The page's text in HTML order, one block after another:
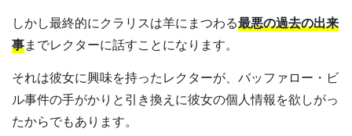
しかし最終的にクラリスは羊にまつわる最悪の過去の出来
事までレクターに話すことになります。
それは彼女に興味を持ったレクターが、バッファロー・ビ
ル事件の手がかりと引き換えに彼女の個人情報を欲しがっ
たからでもあります。